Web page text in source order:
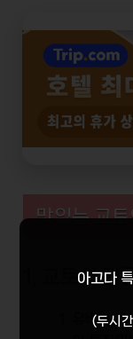
맛있는 교
1, 교토의
유바는
아고다
(두시